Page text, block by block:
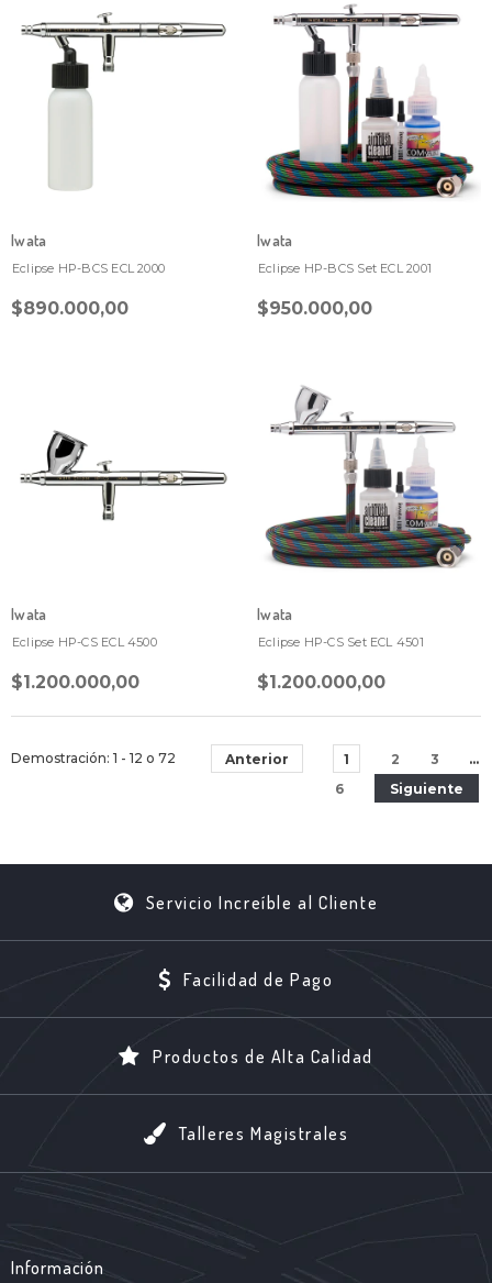
Iwata
Eclipse HP-BCS ECL 2000
$890.000,00
Iwata
Eclipse HP-BCS Set ECL 2001
$950.000,00
Iwata
Eclipse HP-CS ECL 4500
$1.200.000,00
Iwata
Eclipse HP-CS Set ECL 4501
$1.200.000,00
Demostración: 1 - 12 o 72 Anterior 1 2 3
…
6
Siguiente
Servicio Increíble al Cliente
Facilidad de Pago
Productos de Alta Calidad
Talleres Magistrales
Información